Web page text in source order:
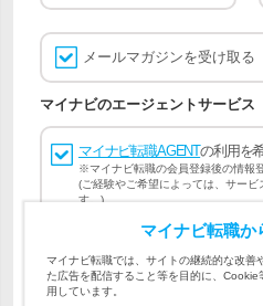
メールマガジンを受け取る
マイナビのエージェントサービス
マイナビ転職AGENTの利用を
※マイナビ転職の会員登録後の情報
(ご経験やご希望によっては、サー
す。)
会員登録には マイナビ転職 会員規
会員規約、マイナビ転職AGENT
個人情報の取り扱い
マイナビ転職か
マイナビ転職では、サイトの継続的な改善
た広告を配信すること等を目的に、
用しています。